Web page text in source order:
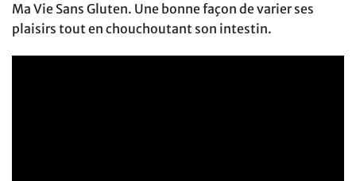
Ma Vie Sans Gluten. Une bonne façon de varier ses
plaisirs tout en chouchoutant son intestin.